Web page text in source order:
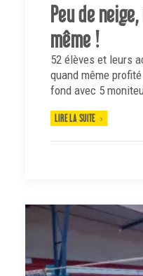
Peu de
même !
52 élèves et leurs
quand même
fond avec 5
LIRE LA SUITE